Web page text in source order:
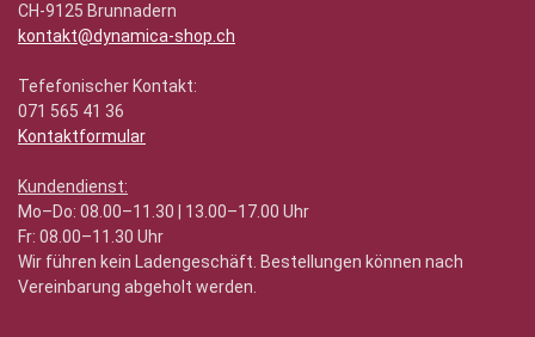
CH-9125 Brunnadern
kontakt@dynamica-shop.ch
Tefefonischer Kontakt:
071 565 41 36
Kontaktformular
Kundendienst:
Mo–Do: 08.00–11.30 | 13.00–17.00 Uhr
Fr: 08.00–11.30 Uhr
Wir führen kein Ladengeschäft. Bestellungen können nach
Vereinbarung abgeholt werden.